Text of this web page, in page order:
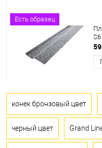
Есть образец
конек бронзовый цвет
черный цвет Grand